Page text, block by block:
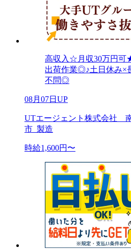
高収入☆月収30万円可
出荷作業◎♪土日休み×
不問◎
08月07日UP
UTエージェント株式会社
市_製造
時給1,600円〜